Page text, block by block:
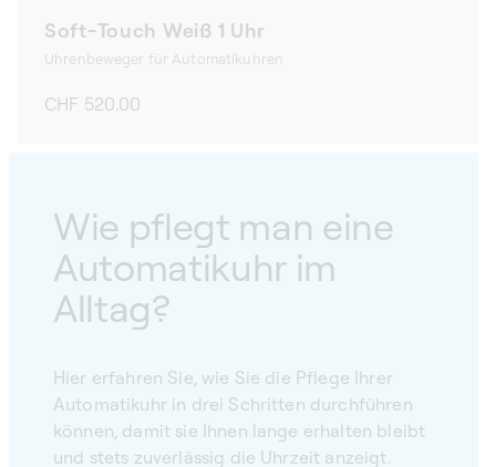
Soft-Touch Weiß 1 Uhr
Uhrenbeweger für Automatikuhren
Normaler
CHF 520.00
Wie pflegt man eine
Automatikuhr im
Alltag?
Hier erfahren Sie, wie Sie die Pflege Ihrer
Automatikuhr in drei Schritten durchführen
können, damit sie Ihnen lange erhalten bleibt
und stets zuverlässig die Uhrzeit anzeigt.